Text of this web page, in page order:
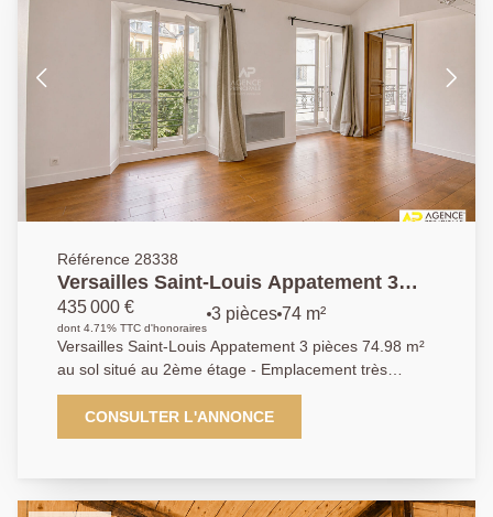
Référence 28338
Versailles Saint-Louis Appatement 3
pièces 74.98 m² au sol situé au 2ème
étage
435 000 €
dont 4.71% TTC d'honoraires
3 pièces 74 m²
Versailles Saint-Louis Appatement 3 pièces 74.98 m²
au sol situé au 2ème étage - Emplacement très
recherché en plein coeur du quartier Saint-Louis, à
proximité immédiate des commerces de la rue de
Satory, des écoles et transports (gares Rive-Gauche
74.98 m² au sol (58 m² carrez) situé au 2ème étage
sur cour (calme absolu) d'un immeuble ancien. Vous y
CONSULTER L'ANNONCE